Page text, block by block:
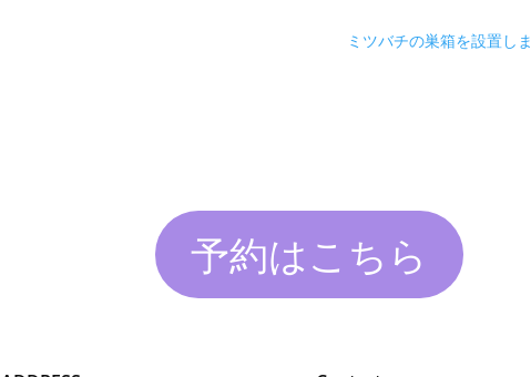
ミツバチの巣箱を設置し
予約はこちら